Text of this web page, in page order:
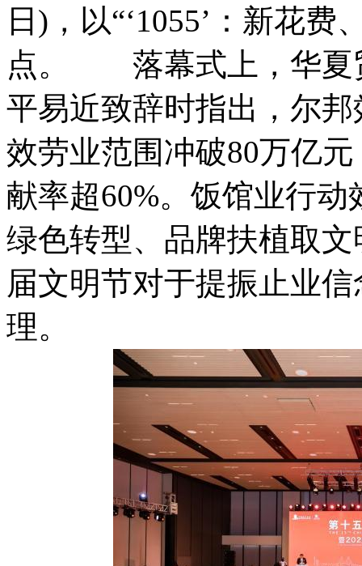
日)，以“‘1055’：新花
点。 落幕式上，华夏
平易近致辞时指出，尔
效劳业范围冲破80万亿
献率超60%。饭馆业行
绿色转型、品牌扶植取
届文明节对于提振止业
理。